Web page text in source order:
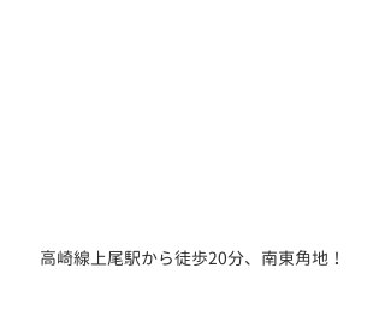
高崎線上尾駅から徒歩20分、南東角地！